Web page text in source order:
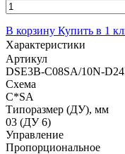
В корзину Купить в 1
Характеристики
Артикул
DSE3B-C08SA/10N-
Схема
C*SA
Типоразмер (ДУ), мм
03 (ДУ 6)
Управление
Пропорциональное